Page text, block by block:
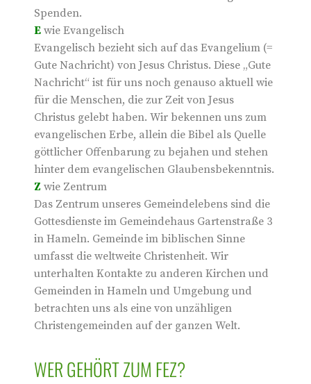
Spenden.
E wie Evangelisch
Evangelisch bezieht sich auf das Evangelium (=
Gute Nachricht) von Jesus Christus. Diese „Gute
Nachricht“ ist für uns noch genauso aktuell wie
für die Menschen, die zur Zeit von Jesus
Christus gelebt haben. Wir bekennen uns zum
evangelischen Erbe, allein die Bibel als Quelle
göttlicher Offenbarung zu bejahen und stehen
hinter dem evangelischen Glaubensbekenntnis.
Z wie Zentrum
Das Zentrum unseres Gemeindelebens sind die
Gottesdienste im Gemeindehaus Gartenstraße 3
in Hameln. Gemeinde im biblischen Sinne
umfasst die weltweite Christenheit. Wir
unterhalten Kontakte zu anderen Kirchen und
Gemeinden in Hameln und Umgebung und
betrachten uns als eine von unzähligen
Christengemeinden auf der ganzen Welt.
WER GEHÖRT ZUM FEZ?